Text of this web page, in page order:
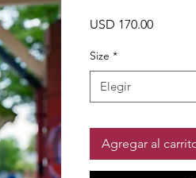
USD 170.00Precio
Size *
Elegir
Agregar al